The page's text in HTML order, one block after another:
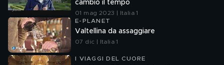
cambiò il tempo
01 mag 2023 | Italia 1
E-PLANET
Valtellina da assaggiare
07 dic | Italia 1
I VIAGGI DEL CUORE